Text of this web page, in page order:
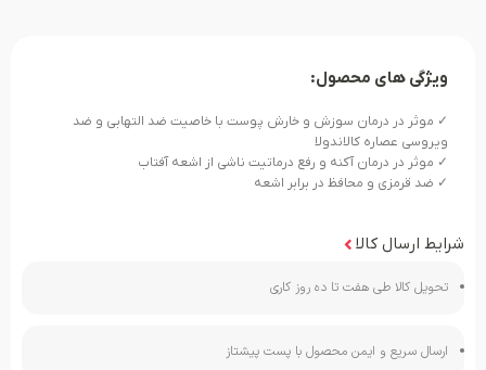
ویژگی های محصول:
✓ موثر در درمان سوزش و خارش پوست با خاصیت ضد التهابی و ضد
ویروسی عصاره کالاندولا
✓ موثر در درمان آکنه و رفع درماتیت ناشی از اشعه آفتاب
✓ ضد قرمزی و محافظ در برابر اشعه
شرایط ارسال کالا
تحویل کالا طی هفت تا ده روز کاری
ارسال سریع و ایمن محصول با پست پیشتاز